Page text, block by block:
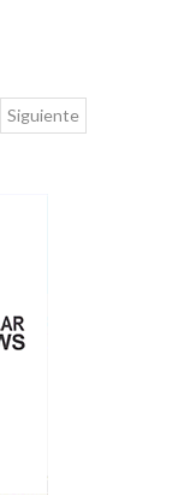
Siguiente